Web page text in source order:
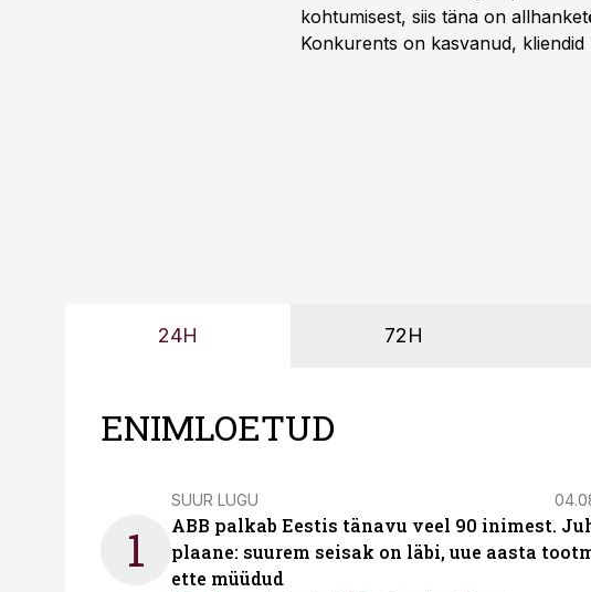
kohtumisest, siis täna on
Konkurents on kasvanud,
24H 72H
ENIMLOETUD
1
SUUR LUGU
ABB palkab Eestis tänavu veel 90 inimest.
plaane: suurem seisak on läbi, uue aasta
ette müüdud